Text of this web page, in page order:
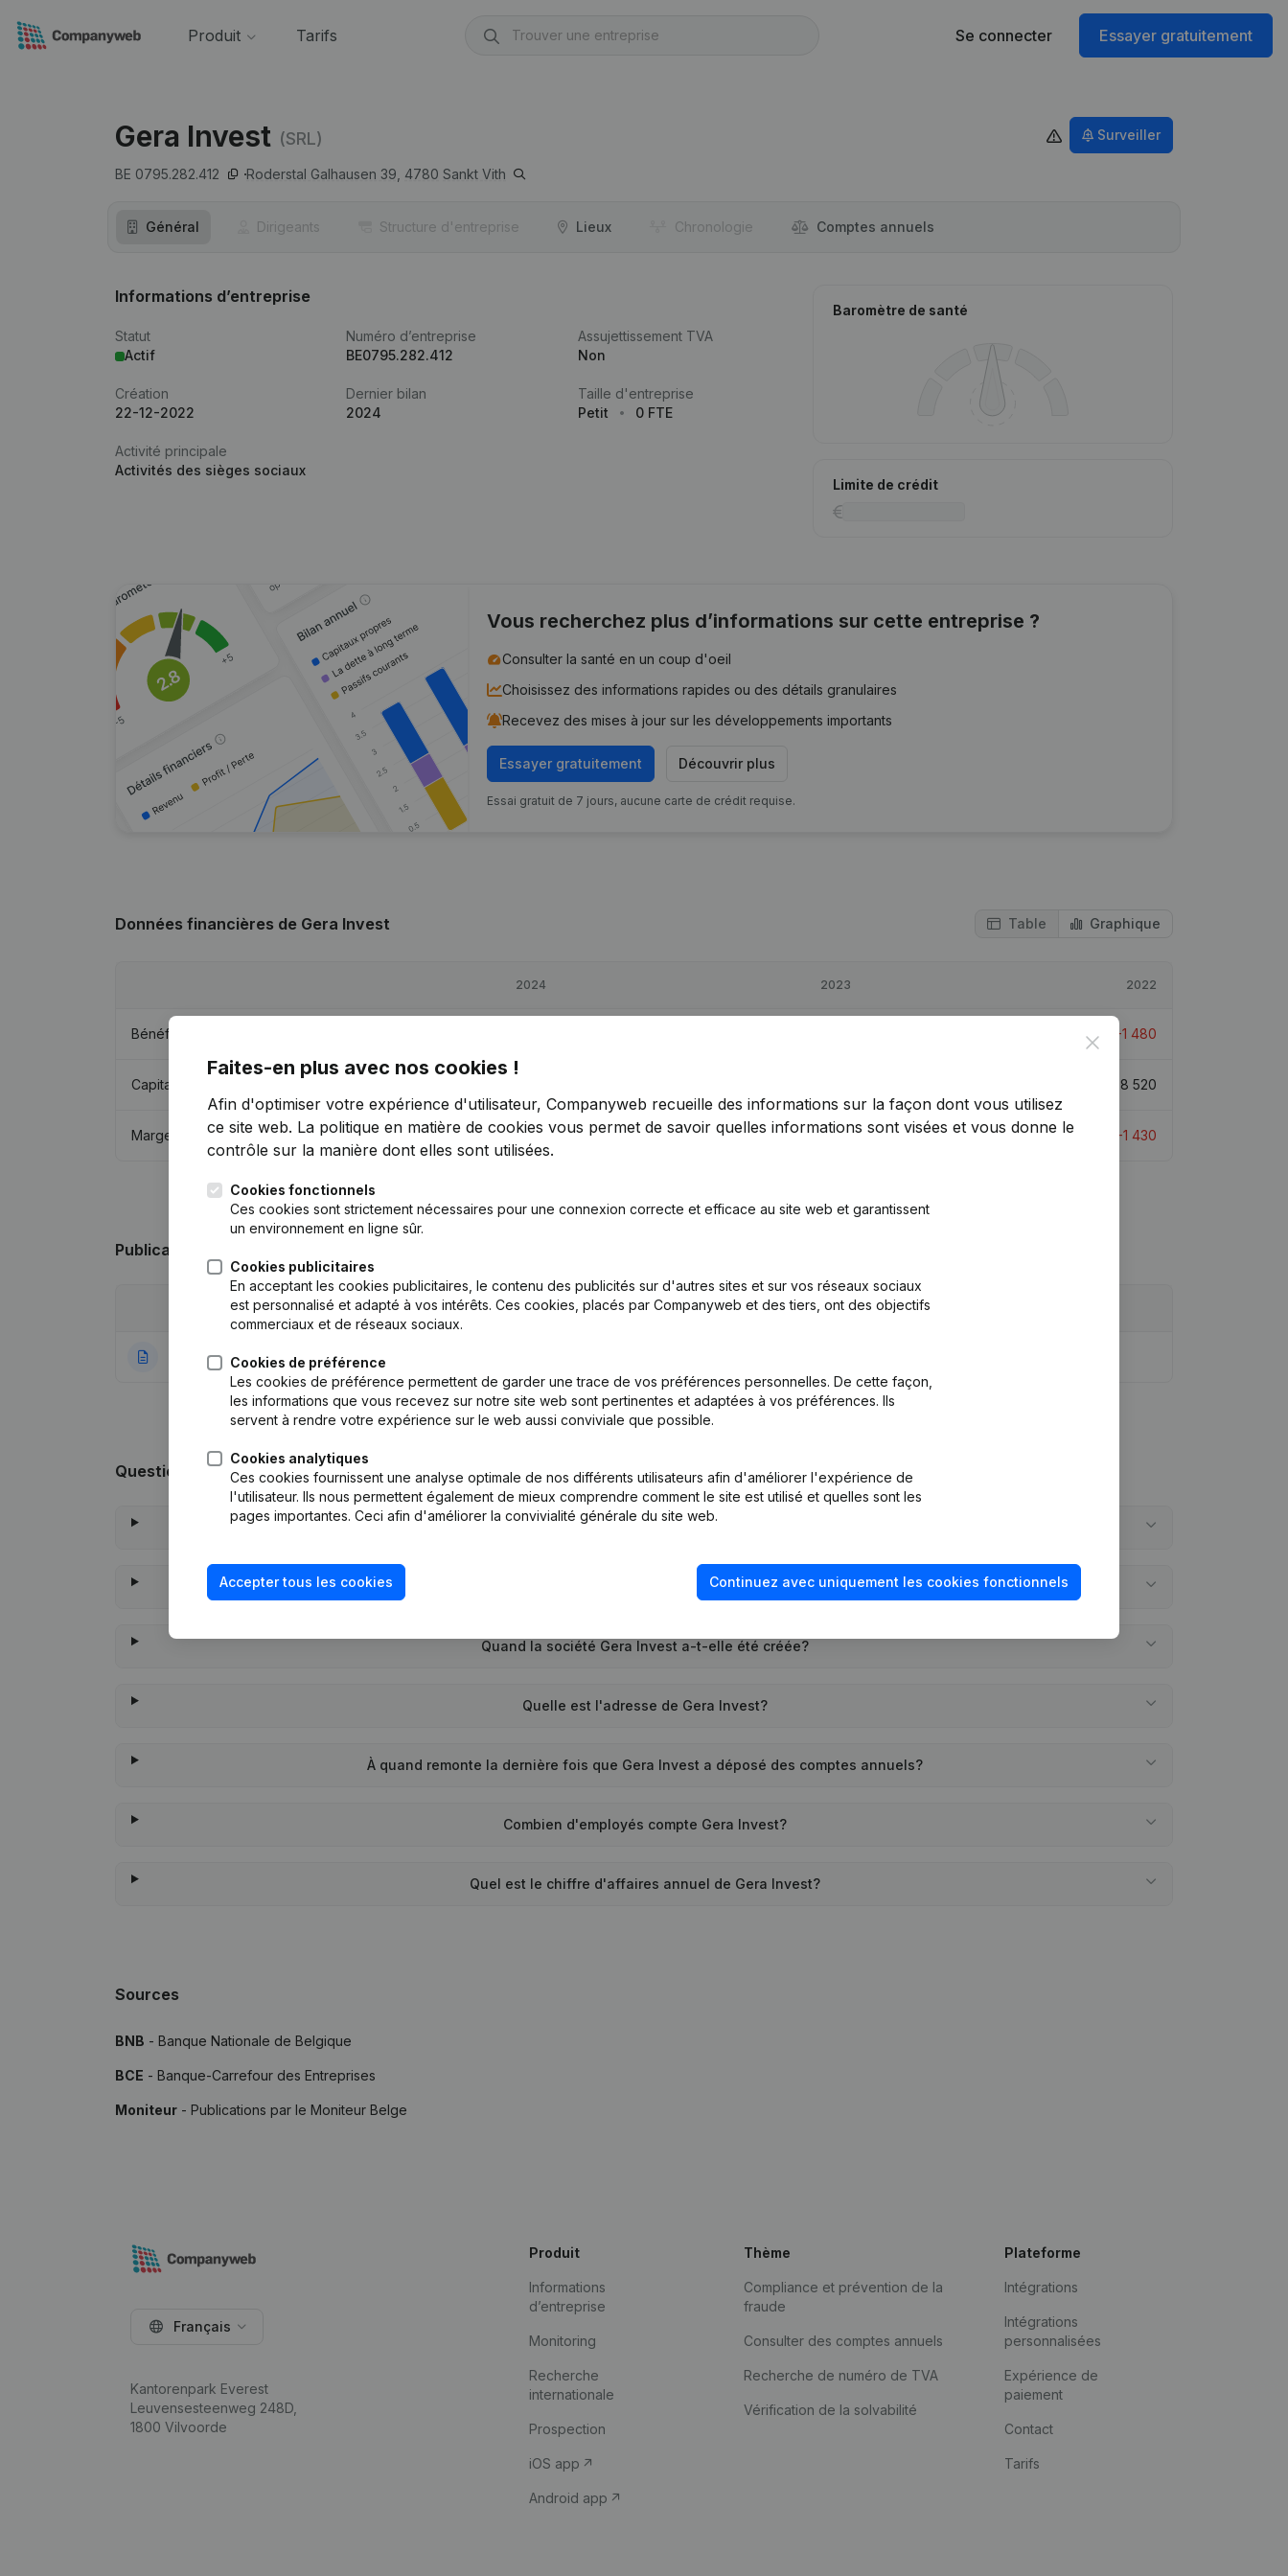
Produit Tarifs Se connecter Essayer gratuitement
Gera Invest (SRL)
BE 0795.282.412 Roderstal Galhausen 39, 4780 Sankt Vith
Surveiller
Général Dirigeants Structure d'entreprise Lieux Chronologie Comptes annuels
Informations d’entreprise
Statut
Actif
Numéro d’entreprise
BE0795.282.412
Assujettissement TVA
Non
Création
22-12-2022
Dernier bilan
2024
Taille d'entreprise
Petit
0 FTE
Activité principale
Activités des sièges sociaux
Baromètre de santé
Limite de crédit
Vous recherchez plus d’informations sur cette entreprise ?
Consulter la santé en un coup d'oeil
Choisissez des informations rapides ou des détails granulaires
Recevez des mises à jour sur les développements importants
Essayer gratuitement Découvrir plus
Essai gratuit de 7 jours, aucune carte de crédit requise.
Données financières de Gera Invest Table Graphique
2024 2023 2022
Bénéfices/pertes -1 480
Capitaux propres 8 520
Marge brute €-85 -0,35% €-85 94,07% -1 430
Publications
Publication
27-12-2022 Rubrik Gruendung (Neue Rechtsperson, Eroeffnung Filiale, Usw)
Questions fréquemment posées
Quel est le numéro d'entreprise de Gera Invest?
Quel est l'identifiant PEPPOL de Gera Invest?
Quand la société Gera Invest a-t-elle été créée?
Quelle est l'adresse de Gera Invest?
À quand remonte la dernière fois que Gera Invest a déposé des comptes annuels?
Combien d'employés compte Gera Invest?
Quel est le chiffre d'affaires annuel de Gera Invest?
Sources
BNB - Banque Nationale de Belgique
BCE - Banque-Carrefour des Entreprises
Moniteur - Publications par le Moniteur Belge
Close
Faites-en plus avec nos cookies !
Afin d'optimiser votre expérience d'utilisateur, Companyweb recueille des informations sur la façon dont vous utilisez
ce site web. La politique en matière de cookies vous permet de savoir quelles informations sont visées et vous donne le
contrôle sur la manière dont elles sont utilisées.
Cookies fonctionnels
Ces cookies sont strictement nécessaires pour une connexion correcte et efficace au site web et garantissent
un environnement en ligne sûr.
Cookies publicitaires
En acceptant les cookies publicitaires, le contenu des publicités sur d'autres sites et sur vos réseaux sociaux
est personnalisé et adapté à vos intérêts. Ces cookies, placés par Companyweb et des tiers, ont des objectifs
commerciaux et de réseaux sociaux.
Cookies de préférence
Les cookies de préférence permettent de garder une trace de vos préférences personnelles. De cette façon,
les informations que vous recevez sur notre site web sont pertinentes et adaptées à vos préférences. Ils
servent à rendre votre expérience sur le web aussi conviviale que possible.
Cookies analytiques
Ces cookies fournissent une analyse optimale de nos différents utilisateurs afin d'améliorer l'expérience de
l'utilisateur. Ils nous permettent également de mieux comprendre comment le site est utilisé et quelles sont les
pages importantes. Ceci afin d'améliorer la convivialité générale du site web.
Accepter tous les cookies Continuez avec uniquement les cookies fonctionnels
Français
Kantorenpark Everest
Leuvensesteenweg 248D,
1800 Vilvoorde
Produit
Informations
d’entreprise
Monitoring
Recherche
internationale
Prospection
iOS app
Android app
Thème
Compliance et prévention de la
fraude
Consulter des comptes annuels
Recherche de numéro de TVA
Vérification de la solvabilité
Plateforme
Intégrations
Intégrations
personnalisées
Expérience de
paiement
Contact
Tarifs